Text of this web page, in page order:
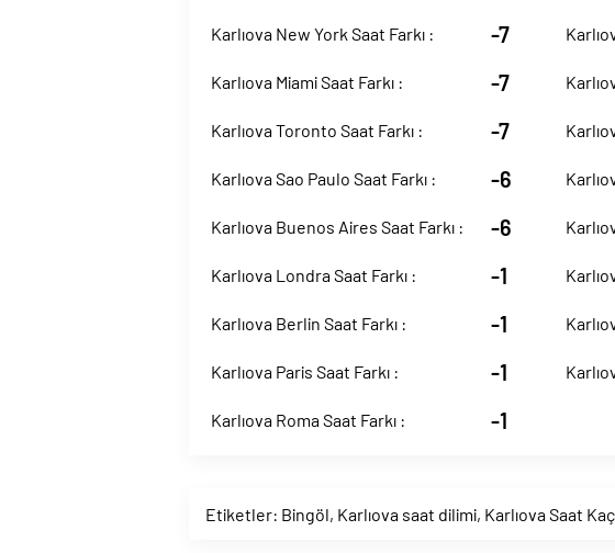
Karlıova New York Saat Farkı : -7
Karlıova Miami Saat Farkı : -7
Karlıova Toronto Saat Farkı : -7
Karlıova Sao Paulo Saat Farkı : -6
Karlıova Buenos Aires Saat Farkı : -6
Karlıova Londra Saat Farkı : -1
Karlıova Berlin Saat Farkı : -1
Karlıova Paris Saat Farkı : -1
Karlıova Roma Saat Farkı : -1
Etiketler: Bingöl, Karlıova saat dilimi, Karlıova Saat